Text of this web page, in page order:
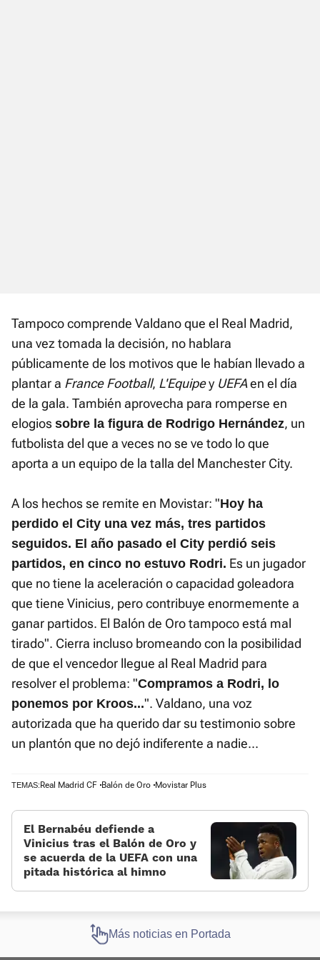
Tampoco comprende Valdano que el Real Madrid,
una vez tomada la decisión, no hablara
públicamente de los motivos que le habían llevado a
plantar a France Football, L'Equipey UEFAen el día
de la gala. También aprovecha para romperse en
elogios sobre la figura de Rodrigo Hernández, un
futbolista del que a veces no se ve todo lo que
aporta a un equipo de la talla del Manchester City.
A los hechos se remite en Movistar: "Hoy ha
perdido el City una vez más, tres partidos
seguidos. El año pasado el City perdió seis
partidos, en cinco no estuvo Rodri. Es un jugador
que no tiene la aceleración o capacidad goleadora
que tiene Vinicius, pero contribuye enormemente a
ganar partidos. El Balón de Oro tampoco está mal
tirado". Cierra incluso bromeando con la posibilidad
de que el vencedor llegue al Real Madrid para
resolver el problema: "Compramos a Rodri, lo
ponemos por Kroos...". Valdano, una voz
autorizada que ha querido dar su testimonio sobre
un plantón que no dejó indiferente a nadie...
TEMAS: Real Madrid CF Balón de Oro Movistar Plus
El Bernabéu defiende a
Vinicius tras el Balón de Oro y
se acuerda de la UEFA con una
pitada histórica al himno
Más noticias en Portada